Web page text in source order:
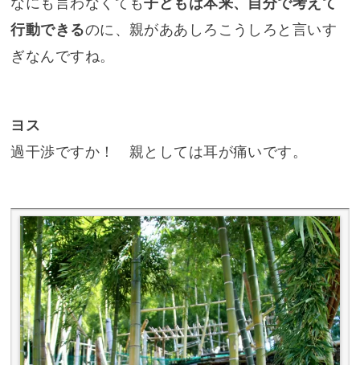
なにも言わなくても子どもは本来、自分で考えて
行動できるのに、親がああしろこうしろと言いす
ぎなんですね。
ヨス
過干渉ですか！ 親としては耳が痛いです。